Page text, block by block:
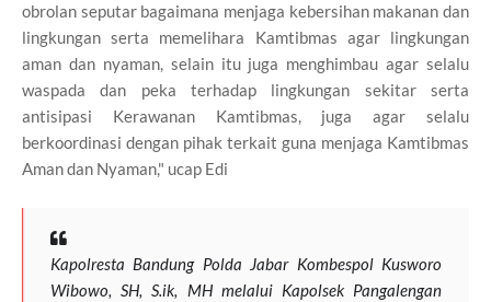
obrolan seputar bagaimana menjaga kebersihan makanan dan
lingkungan serta memelihara Kamtibmas agar lingkungan
aman dan nyaman, selain itu juga menghimbau agar selalu
waspada dan peka terhadap lingkungan sekitar serta
antisipasi Kerawanan Kamtibmas, juga agar selalu
berkoordinasi dengan pihak terkait guna menjaga Kamtibmas
Aman dan Nyaman," ucap Edi
Kapolresta Bandung Polda Jabar Kombespol Kusworo
Wibowo, SH, S.ik, MH melalui Kapolsek Pangalengan